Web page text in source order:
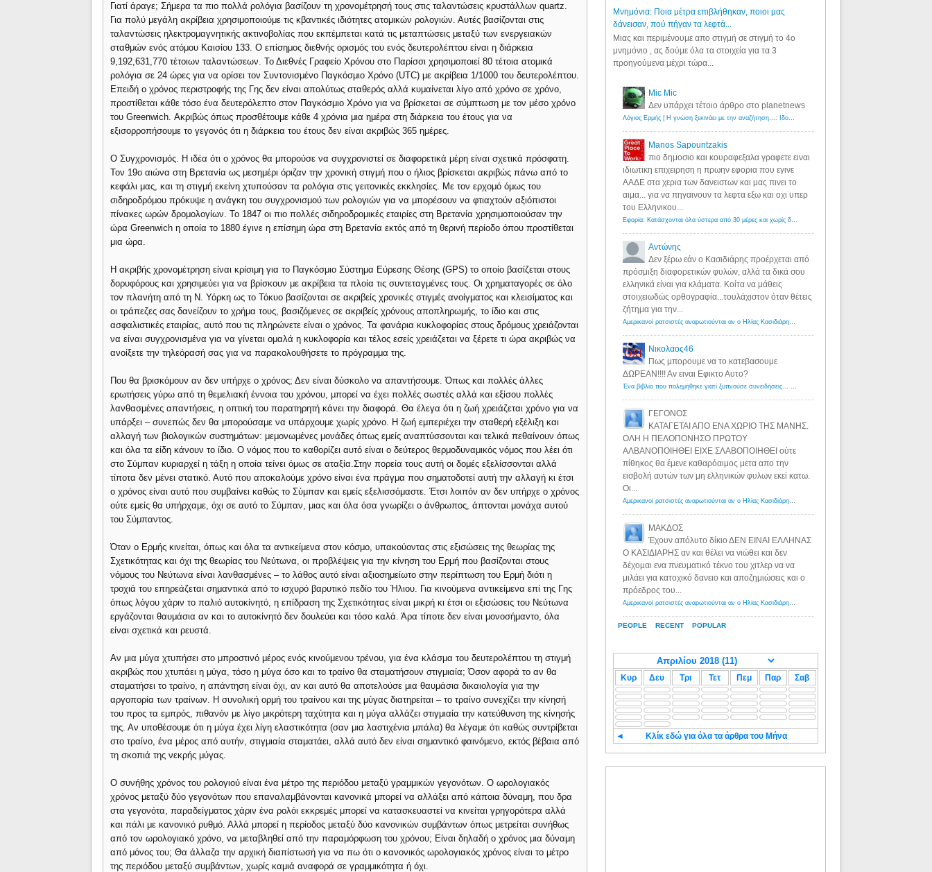
Γιατί άραγε; Σήμερα τα πιο πολλά ρολόγια βασίζουν τη χρονομέτρησή τους στις ταλαντώσεις κρυστάλλων quartz.
Για πολύ μεγάλη ακρίβεια χρησιμοποιούμε τις κβαντικές ιδιότητες ατομικών ρολογιών. Αυτές βασίζονται στις
ταλαντώσεις ηλεκτρομαγνητικής ακτινοβολίας που εκπέμπεται κατά τις μεταπτώσεις μεταξύ των ενεργειακών
σταθμών ενός ατόμου Καισίου 133. Ο επίσημος διεθνής ορισμός του ενός δευτερολέπτου είναι η διάρκεια
9,192,631,770 τέτοιων ταλαντώσεων. Το Διεθνές Γραφείο Χρόνου στο Παρίσσι χρησιμοποιεί 80 τέτοια ατομικά
ρολόγια σε 24 ώρες για να ορίσει τον Συντονισμένο Παγκόσμιο Χρόνο (UTC) με ακρίβεια 1/1000 του δευτερολέπτου.
Επειδή ο χρόνος περιστροφής της Γης δεν είναι απολύτως σταθερός αλλά κυμαίνεται λίγο από χρόνο σε χρόνο,
προστίθεται κάθε τόσο ένα δευτερόλεπτο στον Παγκόσμιο Χρόνο για να βρίσκεται σε σύμπτωση με τον μέσο χρόνο
του Greenwich. Ακριβώς όπως προσθέτουμε κάθε 4 χρόνια μια ημέρα στη διάρκεια του έτους για να
εξισορροπήσουμε το γεγονός ότι η διάρκεια του έτους δεν είναι ακριβώς 365 ημέρες.
Ο Συγχρονισμός. Η ιδέα ότι ο χρόνος θα μπορούσε να συγχρονιστεί σε διαφορετικά μέρη είναι σχετικά πρόσφατη.
Τον 19ο αιώνα στη Βρετανία ως μεσημέρι όριζαν την χρονική στιγμή που ο ήλιος βρίσκεται ακριβώς πάνω από το
κεφάλι μας, και τη στιγμή εκείνη χτυπούσαν τα ρολόγια στις γειτονικές εκκλησίες. Με τον ερχομό όμως του
σιδηροδρόμου πρόκυψε η ανάγκη του συγχρονισμού των ρολογιών για να μπορέσουν να φτιαχτούν αξιόπιστοι
πίνακες ωρών δρομολογίων. Το 1847 οι πιο πολλές σιδηροδρομικές εταιρίες στη Βρετανία χρησιμοποιούσαν την
ώρα Greenwich η οποία το 1880 έγινε η επίσημη ώρα στη Βρετανία εκτός από τη θερινή περίοδο όπου προστίθεται
μια ώρα.
Η ακριβής χρονομέτρηση είναι κρίσιμη για το Παγκόσμιο Σύστημα Εύρεσης Θέσης (GPS) το οποίο βασίζεται στους
δορυφόρους και χρησιμεύει για να βρίσκουν με ακρίβεια τα πλοία τις συντεταγμένες τους. Οι χρηματαγορές σε όλο
τον πλανήτη από τη Ν. Υόρκη ως το Τόκυο βασίζονται σε ακριβείς χρονικές στιγμές ανοίγματος και κλεισίματος και
οι τράπεζες σας δανείζουν το χρήμα τους, βασιζόμενες σε ακριβείς χρόνους αποπληρωμής, το ίδιο και στις
ασφαλιστικές εταιρίας, αυτό που τις πληρώνετε είναι ο χρόνος. Τα φανάρια κυκλοφορίας στους δρόμους χρειάζονται
να είναι συγχρονισμένα για να γίνεται ομαλά η κυκλοφορία και τέλος εσείς χρειάζεται να ξέρετε τι ώρα ακριβώς να
ανοίξετε την τηλεόρασή σας για να παρακολουθήσετε το πρόγραμμα της.
Που θα βρισκόμουν αν δεν υπήρχε ο χρόνος; Δεν είναι δύσκολο να απαντήσουμε. Όπως και πολλές άλλες
ερωτήσεις γύρω από τη θεμελιακή έννοια του χρόνου, μπορεί να έχει πολλές σωστές αλλά και εξίσου πολλές
λανθασμένες απαντήσεις, η οπτική του παρατηρητή κάνει την διαφορά. Θα έλεγα ότι η ζωή χρειάζεται χρόνο για να
υπάρξει – συνεπώς δεν θα μπορούσαμε να υπάρχουμε χωρίς χρόνο. Η ζωή εμπεριέχει την σταθερή εξέλιξη και
αλλαγή των βιολογικών συστημάτων: μεμονωμένες μονάδες όπως εμείς αναπτύσσονται και τελικά πεθαίνουν όπως
και όλα τα είδη κάνουν το ίδιο. Ο νόμος που το καθορίζει αυτό είναι ο δεύτερος θερμοδυναμικός νόμος που λέει ότι
στο Σύμπαν κυριαρχεί η τάξη η οποία τείνει όμως σε αταξία.Στην πορεία τους αυτή οι δομές εξελίσσονται αλλά
τίποτα δεν μένει στατικό. Αυτό που αποκαλούμε χρόνο είναι ένα πράγμα που σηματοδοτεί αυτή την αλλαγή κι έτσι
ο χρόνος είναι αυτό που συμβαίνει καθώς το Σύμπαν και εμείς εξελισσόμαστε. Έτσι λοιπόν αν δεν υπήρχε ο χρόνος
ούτε εμείς θα υπήρχαμε, όχι σε αυτό το Σύμπαν, μιας και όλα όσα γνωρίζει ο άνθρωπος, άπτονται μονάχα αυτού
του Σύμπαντος.
Όταν ο Ερμής κινείται, όπως και όλα τα αντικείμενα στον κόσμο, υπακούοντας στις εξισώσεις της θεωρίας της
Σχετικότητας και όχι της θεωρίας του Νεύτωνα, οι προβλέψεις για την κίνηση του Ερμή που βασίζονται στους
νόμους του Νεύτωνα είναι λανθασμένες – το λάθος αυτό είναι αξιοσημείωτο στην περίπτωση του Ερμή διότι η
τροχιά του επηρεάζεται σημαντικά από το ισχυρό βαρυτικό πεδίο του Ήλιου. Για κινούμενα αντικείμενα επί της Γης
όπως λόγου χάριν το παλιό αυτοκίνητό, η επίδραση της Σχετικότητας είναι μικρή κι έτσι οι εξισώσεις του Νεύτωνα
εργάζονται θαυμάσια αν και το αυτοκίνητό δεν δουλεύει και τόσο καλά. Άρα τίποτε δεν είναι μονοσήμαντο, όλα
είναι σχετικά και ρευστά.
Αν μια μύγα χτυπήσει στο μπροστινό μέρος ενός κινούμενου τρένου, για ένα κλάσμα του δευτερολέπτου τη στιγμή
ακριβώς που χτυπάει η μύγα, τόσο η μύγα όσο και το τραίνο θα σταματήσουν στιγμιαία; Όσον αφορά το αν θα
σταματήσει το τραίνο, η απάντηση είναι όχι, αν και αυτό θα αποτελούσε μια θαυμάσια δικαιολογία για την
αργοπορία των τραίνων. Η συνολική ορμή του τραίνου και της μύγας διατηρείται – το τραίνο συνεχίζει την κίνησή
του προς τα εμπρός, πιθανόν με λίγο μικρότερη ταχύτητα και η μύγα αλλάζει στιγμιαία την κατεύθυνση της κίνησής
της. Αν υποθέσουμε ότι η μύγα έχει λίγη ελαστικότητα (σαν μια λαστιχένια μπάλα) θα λέγαμε ότι καθώς συντρίβεται
στο τραίνο, ένα μέρος από αυτήν, στιγμιαία σταματάει, αλλά αυτό δεν είναι σημαντικό φαινόμενο, εκτός βέβαια από
τη σκοπιά της νεκρής μύγας.
Ο συνήθης χρόνος του ρολογιού είναι ένα μέτρο της περιόδου μεταξύ γραμμικών γεγονότων. Ο ωρολογιακός
χρόνος μεταξύ δύο γεγονότων που επαναλαμβάνονται κανονικά μπορεί να αλλάξει από κάποια δύναμη, που δρα
στα γεγονότα, παραδείγματος χάριν ένα ρολόι εκκρεμές μπορεί να κατασκευαστεί να κινείται γρηγορότερα αλλά
και πάλι με κανονικό ρυθμό. Αλλά μπορεί η περίοδος μεταξύ δύο κανονικών συμβάντων όπως μετρείται συνήθως
από τον ωρολογιακό χρόνο, να μεταβληθεί από την παραμόρφωση του χρόνου; Είναι δηλαδή ο χρόνος μια δύναμη
από μόνος του; Θα άλλαζα την αρχική διαπίστωσή για να πω ότι ο κανονικός ωρολογιακός χρόνος είναι το μέτρο
της περιόδου μεταξύ συμβάντων, χωρίς καμιά αναφορά σε γραμμικότητα ή όχι.
Μνημόνια: Ποια μέτρα επιβλήθηκαν, ποιοι μας
δάνεισαν, πού πήγαν τα λεφτά...
Μιας και περιμένουμε απο στιγμή σε στιγμή το 4ο
μνημόνιο , ας δούμε όλα τα στοιχεία για τα 3
προηγούμενα μέχρι τώρα...
PEOPLE RECENT POPULAR
Mic Mic
Δεν υπάρχει τέτοιο άρθρο στο planetnews
Λόγιος Ερμής | Η γνώση ξεκινάει με την αναζήτηση...: Ιδού οι 18 που χρωστούν 11 δις ευρώ!
Manos Sapountzakis
πιο δημοσιο και κουραφεξαλα γραφετε ειναι
ιδιωτικη επιχειρηση η πρωην εφορια που εγινε
ΑΑΔΕ στα χερια των δανειστων και μας πινει το
αιμα... για να πηγαινουν τα λεφτα εξω και οχι υπερ
του Ελληνικου...
Εφορία: Κατάσχονται όλα ύστερα από 30 μέρες και χωρίς δικαστικές αποφάσεις - Λόγιος Ερμής
Αντώνης
Δεν ξέρω εάν ο Κασιδιάρης προέρχεται από
πρόσμιξη διαφορετικών φυλών, αλλά τα δικά σου
ελληνικά είναι για κλάματα. Κοίτα να μάθεις
στοιχειωδώς ορθογραφία...τουλάχιστον όταν θέτεις
ζήτημα για την...
Αμερικανοί ρατσιστές αναρωτιούνται αν ο Ηλίας Κασιδιάρης ανήκει στη λευκή φυλή... - Λόγιος Ερμής
Νικολαος46
Πως μπορουμε να το κατεβασουμε
ΔΩΡΕΑΝ!!!! Αν ειναι Εφικτο Αυτο?
Ένα βιβλίο που πολεμήθηκε γιατί ξυπνούσε συνειδήσεις... - Λόγιος Ερμής | Η γνώση ξεκινάει με την αναζήτηση...
ΓΕΓΟΝΟΣ
ΚΑΤΑΓΕΤΑΙ ΑΠΟ ΕΝΑ ΧΩΡΙΟ ΤΗΣ ΜΑΝΗΣ.
ΟΛΗ Η ΠΕΛΟΠΟΝΗΣΟ ΠΡΩΤΟΥ
ΑΛΒΑΝΟΠΟΙΗΘΕΙ ΕΙΧΕ ΣΛΑΒΟΠΟΙΗΘΕΙ ούτε
πίθηκος θα έμενε καθαρόαιμος μετα απο την
εισβολή αυτών των μη ελληνικών φυλων εκεί κατω.
Οι...
Αμερικανοί ρατσιστές αναρωτιούνται αν ο Ηλίας Κασιδιάρης ανήκει στη λευκή φυλή... - Λόγιος Ερμής
ΜΑΚΔΟΣ
Έχουν απόλυτο δίκιο ΔΕΝ ΕΙΝΑΙ ΕΛΛΗΝΑΣ
Ο ΚΑΣΙΔΙΑΡΗΣ αν και θέλει να νιώθει και δεν
δέχομαι ενα πνευματικό τέκνο του χιτλερ να να
μιλάει για κατοχικό δανειο και αποζημιώσεις και ο
πρόεδρος του...
Αμερικανοί ρατσιστές αναρωτιούνται αν ο Ηλίας Κασιδιάρης ανήκει στη λευκή φυλή... - Λόγιος Ερμής
Κυρ Δευ Τρι Τετ Πεμ Παρ Σαβ
◄ Κλίκ εδώ για όλα τα άρθρα του Μήνα